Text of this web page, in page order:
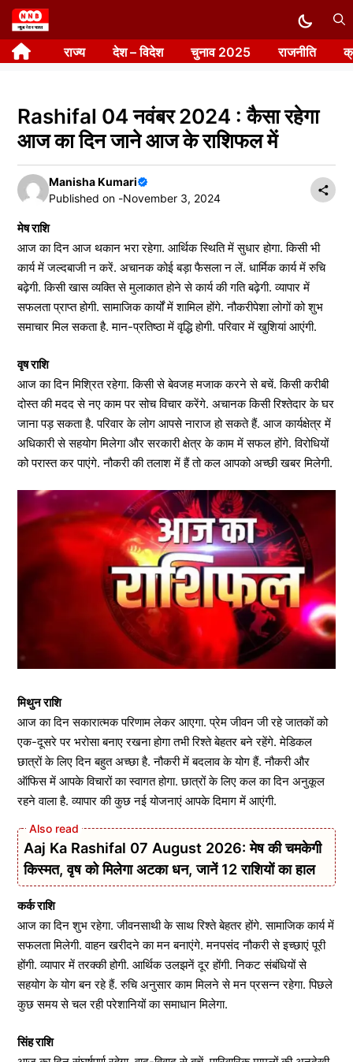
Skip
to
content राज्य देश – विदेश चुनाव 2025 राजनीति
Rashifal 04 नवंबर 2024 : कैसा रहेगा
आज का दिन जाने आज के राशिफल में
Manisha Kumari
Published on -November 3, 2024
मेष राशि
आज का दिन आज थकान भरा रहेगा. आर्थिक स्थिति में सुधार होगा. किसी भी
कार्य में जल्दबाजी न करें. अचानक कोई बड़ा फैसला न लें. धार्मिक कार्य में रुचि
बढ़ेगी. किसी खास व्यक्ति से मुलाकात होने से कार्य की गति बढ़ेगी. व्यापार में
सफलता प्राप्त होगी. सामाजिक कार्यों में शामिल होंगे. नौकरीपेशा लोगों को शुभ
समाचार मिल सकता है. मान-प्रतिष्ठा में वृद्धि होगी. परिवार में खुशियां आएंगी.
वृष राशि
आज का दिन मिश्रित रहेगा. किसी से बेवजह मजाक करने से बचें. किसी करीबी
दोस्त की मदद से नए काम पर सोच विचार करेंगे. अचानक किसी रिश्तेदार के घर
जाना पड़ सकता है. परिवार के लोग आपसे नाराज हो सकते हैं. आज कार्यक्षेत्र में
अधिकारी से सहयोग मिलेगा और सरकारी क्षेत्र के काम में सफल होंगे. विरोधियों
को परास्त कर पाएंगे. नौकरी की तलाश में हैं तो कल आपको अच्छी खबर मिलेगी.
मिथुन राशि
आज का दिन सकारात्मक परिणाम लेकर आएगा. प्रेम जीवन जी रहे जातकों को
एक-दूसरे पर भरोसा बनाए रखना होगा तभी रिश्ते बेहतर बने रहेंगे. मेडिकल
छात्रों के लिए दिन बहुत अच्छा है. नौकरी में बदलाव के योग हैं. नौकरी और
ऑफिस में आपके विचारों का स्वागत होगा. छात्रों के लिए कल का दिन अनुकूल
रहने वाला है. व्यापार की कुछ नई योजनाएं आपके दिमाग में आएंगी.
Aaj Ka Rashifal 07 August 2026: मेष की चमकेगी
किस्मत, वृष को मिलेगा अटका धन, जानें 12 राशियों का हाल
कर्क राशि
आज का दिन शुभ रहेगा. जीवनसाथी के साथ रिश्ते बेहतर होंगे. सामाजिक कार्य में
सफलता मिलेगी. वाहन खरीदने का मन बनाएंगे. मनपसंद नौकरी से इच्छाएं पूरी
होंगी. व्यापार में तरक्की होगी. आर्थिक उलझनें दूर होंगी. निकट संबंधियों से
सहयोग के योग बन रहे हैं. रुचि अनुसार काम मिलने से मन प्रसन्न रहेगा. पिछले
कुछ समय से चल रही परेशानियों का समाधान मिलेगा.
सिंह राशि